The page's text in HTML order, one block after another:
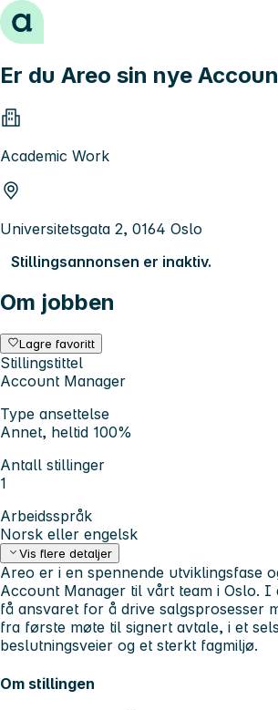
Hopp til innhold
Er du Areo sin nye
Academic Work
Universitetsgata 2, 0164 Oslo
Stillingsannonsen er inaktiv.
Om jobben
Lagre favoritt
Stillingstittel
Account Manager
Type ansettelse
Annet, heltid 100%
Antall stillinger
1
Arbeidsspråk
Norsk eller engelsk
Vis flere detaljer
Areo er i en spennende utviklingsfase
Account Manager til vårt team i Oslo.
få ansvaret for å drive salgsprosesser
fra første møte til signert avtale, i et
beslutningsveier og et sterkt fagmiljø.
Om stillingen